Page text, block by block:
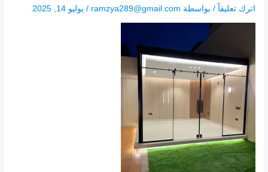
اترك تعليقاً / بواسطة ramzya289@gmail.com
/ يوليو 14, 2025